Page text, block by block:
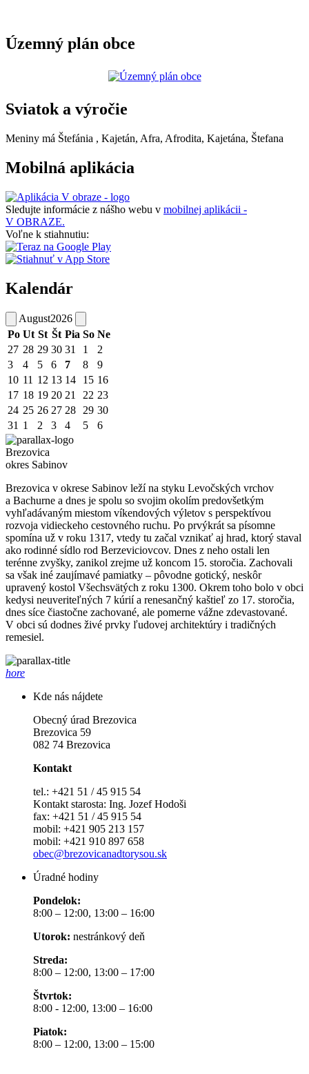
Územný plán obce
Sviatok a výročie
Meniny má Štefánia , Kajetán, Afra, Afrodita, Kajetána, Štefana
Mobilná aplikácia
Sledujte informácie z nášho webu v mobilnej aplikácii -
V OBRAZE.
Voľne k stiahnutiu:
Kalendár
August2026
Po Ut St Št Pia So Ne
27 28 29 30 31 1
2
3
4 5 6 7 8
9
10 11 12 13 14 15 16
17 18 19 20 21 22 23
24 25 26 27 28 29 30
31 1 2 3 4 5 6
Brezovica
okres Sabinov
Brezovica v okrese Sabinov leží na styku Levočských vrchov
a Bachurne a dnes je spolu so svojim okolím predovšetkým
vyhľadávaným miestom víkendových výletov s perspektívou
rozvoja vidieckeho cestovného ruchu. Po prvýkrát sa písomne
spomína už v roku 1317, vtedy tu začal vznikať aj hrad, ktorý staval
ako rodinné sídlo rod Berzeviciovcov. Dnes z neho ostali len
terénne zvyšky, zanikol zrejme už koncom 15. storočia. Zachovali
sa však iné zaujímavé pamiatky – pôvodne gotický, neskôr
upravený kostol Všechsvätých z roku 1300. Okrem toho bolo v obci
kedysi neuveriteľných 7 kúrií a renesančný kaštieľ zo 17. storočia,
dnes síce čiastočne zachované, ale pomerne vážne zdevastované.
V obci sú dodnes živé prvky ľudovej architektúry i tradičných
remesiel.
hore
Kde nás nájdete
Obecný úrad Brezovica
Brezovica 59
082 74 Brezovica
Kontakt
tel.: +421 51 / 45 915 54
Kontakt starosta: Ing. Jozef Hodoši
fax: +421 51 / 45 915 54
mobil: +421 905 213 157
mobil: +421 910 897 658
obec@brezovicanadtorysou.sk
Úradné hodiny
Pondelok:
8:00 – 12:00, 13:00 – 16:00
Utorok: nestránkový deň
Streda:
8:00 – 12:00, 13:00 – 17:00
Štvrtok:
8:00 - 12:00, 13:00 – 16:00
Piatok:
8:00 – 12:00, 13:00 – 15:00